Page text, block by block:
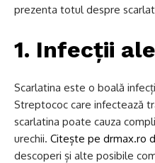
prezenta totul despre
1. Infecții
Scarlatina este o boală
Streptococ care infectează
scarlatina poate cauza
urechii. Citește pe drmax.ro
descoperi și alte posibile